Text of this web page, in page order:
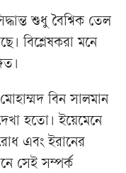
শুধু বৈশ্বিক তেল
বিশ্লেষকরা মনে
বিন সালমান
হতো। ইয়েমেনে
এবং ইরানের
সেই সম্পর্ক